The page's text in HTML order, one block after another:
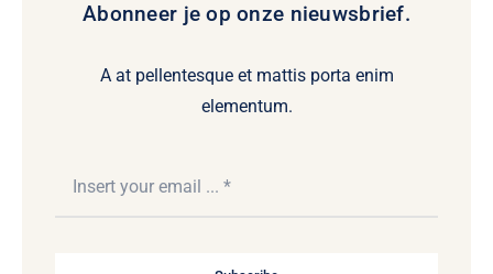
Abonneer je op onze nieuwsbrief.
A at pellentesque et mattis porta enim
elementum.